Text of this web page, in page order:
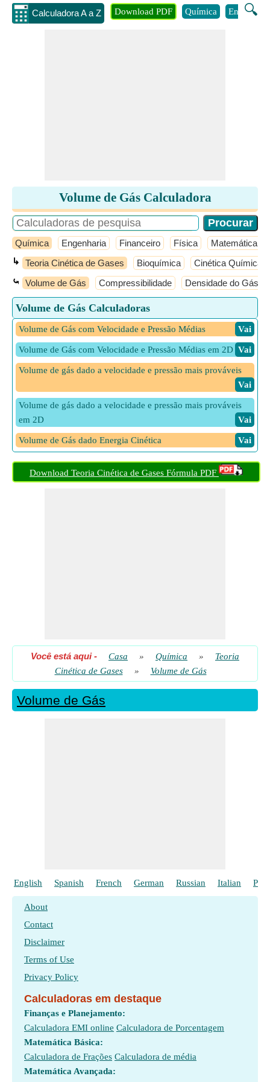
Calculadora A a Z 🔍
Download PDF Química
Volume de Gás Calculadora
Química Engenharia Financeiro Física Matemática
↳ Teoria Cinética de Gases Bioquímica Cinética Química
⤿ Volume de Gás Compressibilidade Densidade do Gás
Volume de Gás Calculadoras
Volume de Gás com Velocidade e Pressão Médias ​ Vai
Volume de Gás com Velocidade e Pressão Médias em 2D ​ Vai
Volume de gás dado a velocidade e pressão mais prováveis
​ Vai
Volume de gás dado a velocidade e pressão mais prováveis
em 2D
​ Vai
Volume de Gás dado Energia Cinética ​ Vai
Volume de Gás dado Raiz Média Quadrada Velocidade e
Pressão
​ Vai
Download Teoria Cinética de Gases Fórmula PDF
Você está aqui- Casa » Química »
Teoria
Cinética de Gases
» Volume de Gás
Volume de Gás
English Spanish French German Russian Italian
About
Contact
Disclaimer
Terms of Use
Privacy Policy
Calculadoras em destaque
Finanças e Planejamento:
Calculadora EMI online Calculadora de Porcentagem
Matemática Básica:
Calculadora de Frações Calculadora de média
Matemática Avançada: